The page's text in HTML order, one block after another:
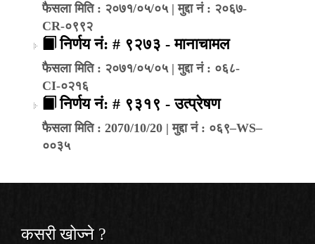
फैसला मिति : २०७१/०५/०५ | मुद्दा नं : २०६७-
CR-०९९२
निर्णय नं: # ९२७३ - मानाचामल
फैसला मिति : २०७१/०५/०५ | मुद्दा नं : ०६८-
CI-०२१६
निर्णय नं: # ९३१९ - उत्प्रेषण
फैसला मिति : 2070/10/20 | मुद्दा नं : ०६९–WS–
००३५
कसरी खोज्‍ने ?